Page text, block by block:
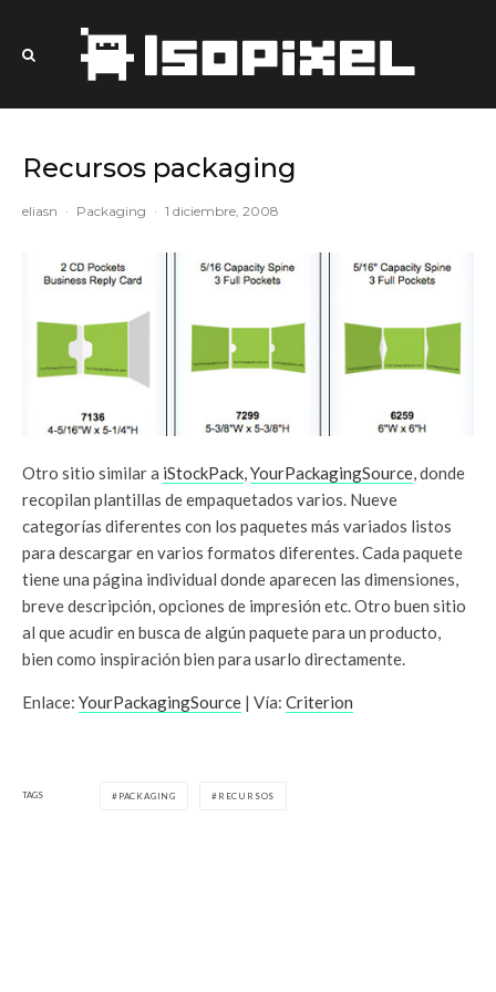
Recursos packaging
eliasn · Packaging · 1 diciembre, 2008
Otro sitio similar a iStockPack,YourPackagingSource, donde
recopilan plantillas de empaquetados varios. Nueve
categorías diferentes con los paquetes más variados listos
para descargar en varios formatos diferentes. Cada paquete
tiene una página individual donde aparecen las dimensiones,
breve descripción, opciones de impresión etc. Otro buen sitio
al que acudir en busca de algún paquete para un producto,
bien como inspiración bien para usarlo directamente.
Enlace: YourPackagingSource | Vía: Criterion
TAGS PACKAGING RECURSOS